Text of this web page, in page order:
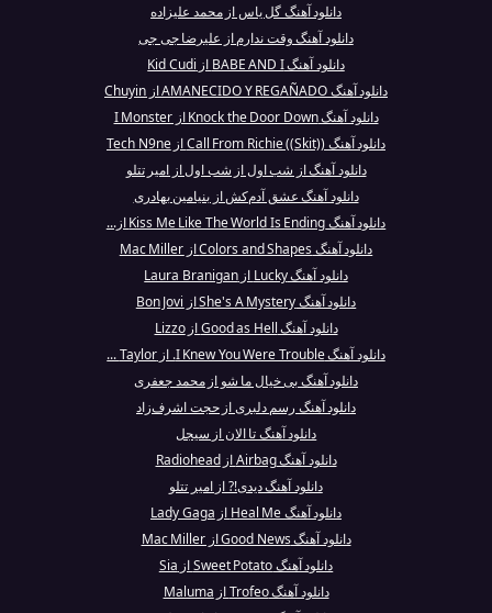
دانلود آهنگ گل یاس از محمد علیزاده
دانلود آهنگ وقت ندارم از علیرضا جی جی
دانلود آهنگ BABE AND I از Kid Cudi
دانلود آهنگ AMANECIDO Y REGAÑADO از Chuyin
دانلود آهنگ Knock the Door Down از I Monster
دانلود آهنگ Call From Richie ((Skit)) از Tech N9ne
دانلود آهنگ از شب اول از شب اول از امیر تتلو
دانلود آهنگ عشق آدم‌کش از بنیامین بهادری
دانلود آهنگ Kiss Me Like The World Is Ending از...
دانلود آهنگ Colors and Shapes از Mac Miller
دانلود آهنگ Lucky از Laura Branigan
دانلود آهنگ She's A Mystery از Bon Jovi
دانلود آهنگ Good as Hell از Lizzo
دانلود آهنگ I Knew You Were Trouble. از Taylor ...
دانلود آهنگ بی خیال ما شو از محمد جعفری
دانلود آهنگ رسم دلبری از حجت اشرف‌زاد
دانلود آهنگ تا الان از سیجل
دانلود آهنگ Airbag از Radiohead
دانلود آهنگ دیدی!? از امیر تتلو
دانلود آهنگ Heal Me از Lady Gaga
دانلود آهنگ Good News از Mac Miller
دانلود آهنگ Sweet Potato از Sia
دانلود آهنگ Trofeo از Maluma